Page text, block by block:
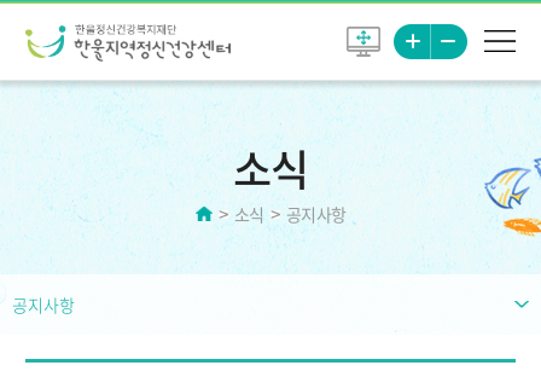
소식
소식 공지사항
공지사항